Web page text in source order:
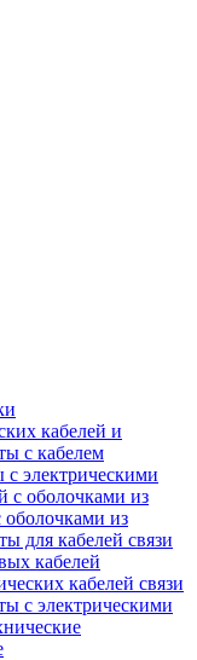
кабелей и
с кабелем
электрическими
с оболочками из
из
для кабелей связи
кабелей
кабелей связи
с электрическими